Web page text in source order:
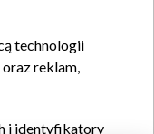
technologii
reklam,
i identyfikatory